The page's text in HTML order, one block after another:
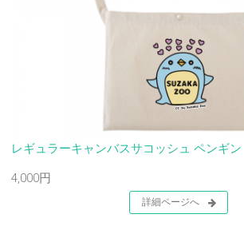
レギュラーキャンバスサコッシュ ペンギン
4,000円
詳細ページへ